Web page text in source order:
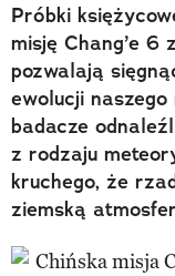
Próbki
misję Chang’e 6
pozwalają
ewolucji
badacze
z rodzaju
kruchego, że
ziemską